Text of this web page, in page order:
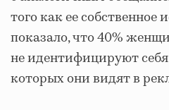
того как ее собственное
показало, что 40%
не идентифицируют
которых они видят в